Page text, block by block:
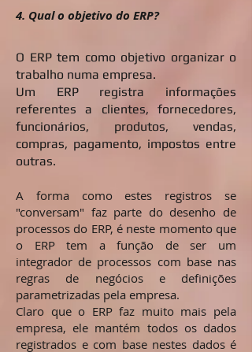
4. Qual o objetivo do ERP?
O ERP tem como objetivo organizar o
trabalho numa empresa.
Um ERP registra informações
referentes a clientes, fornecedores,
funcionários, produtos, vendas,
compras, pagamento, impostos entre
outras.
A forma como estes registros se
"conversam" faz parte do desenho de
processos do ERP, é neste momento que
o ERP tem a função de ser um
integrador de processos com base nas
regras de negócios e definições
parametrizadas pela empresa.
Claro que o ERP faz muito mais pela
empresa, ele mantém todos os dados
registrados e com base nestes dados é